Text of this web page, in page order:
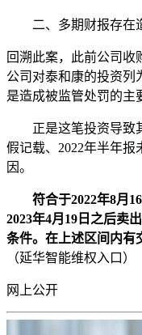
二、多期财报存在
回溯此案，此前公司收
公司对泰和康的投资列
是造成被监管处罚的主
正是这笔投资导致其
假记载、2022年半年
因。
符合于2022年8月
2023年4月19日之后卖
条件。在上述区间内有
（延华智能维权入口）
网上公开